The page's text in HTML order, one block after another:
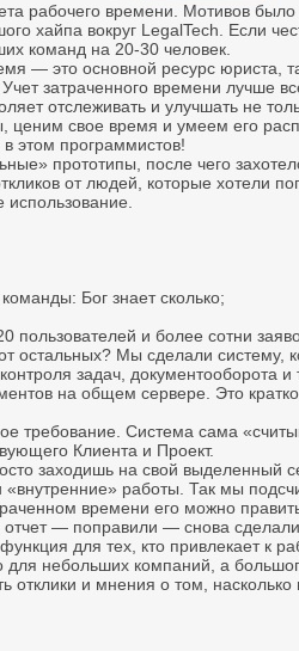
рабочего времени. Мотивов
хайпа вокруг LegalTech. Если
команд на 20-30 человек.
— это основной ресурс юриста,
затраченного времени лучше
отслеживать и улучшать не
свое время и умеем его
этом программистов!
прототипы, после чего
от людей, которые хотели
Бог знает сколько;
и более сотни
остальных? Мы сделали
задач,
на общем сервере. Это
требование. Система сама
Клиента и Проект.
заходишь на свой выделенный
работы. Так мы
времени его можно
— поправили — снова
для тех, кто привлекает к
небольших компаний, а
отклики и мнения о том,